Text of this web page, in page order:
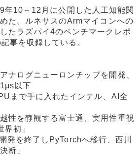
10～12月に公開した人工知能関
た。ルネサスのArmマイコンへの
たラズパイ4のベンチマークレポ
事を収録している。
ナログニューロンチップを開発、
以下
まで手に入れたインテル、AI全
性を静観する富士通、実用性重視
初」
発を終了しPyTorchへ移行、西川
断」